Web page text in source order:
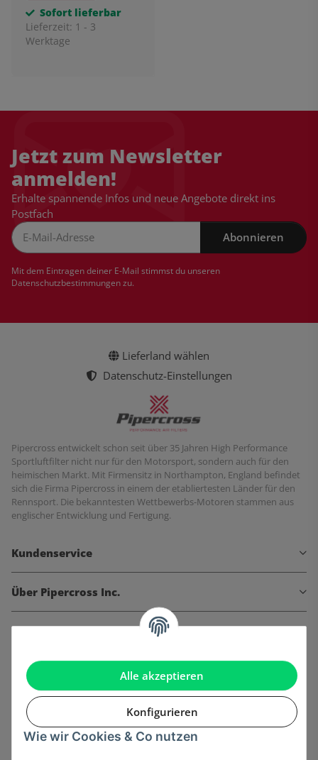
Alle akzeptieren
Konfigurieren
Wie wir Cookies & Co nutzen
Sofort lieferbar
Lieferzeit: 1 - 3
Werktage
Jetzt zum Newsletter
anmelden!
Erhalte spannende Infos und neue Angebote direkt ins
Postfach
Abonnieren
Mit dem Eintragen deiner E-Mail stimmst du unseren
Datenschutzbestimmungenzu.
Lieferland wählen
Datenschutz-Einstellungen
Pipercross entwickelt schon seit über 35 Jahren High Performance
Sportluftfilter nicht nur für den Motorsport, sondern auch für den
heimischen Markt. Mit Firmensitz in Northampton, England befindet
sich die Firma Pipercross in einem der etabliertesten Länder für den
Rennsport. Die bekanntesten Wettbewerbs-Motoren stammen aus
englischer Entwicklung und Fertigung.
Kundenservice
Über Pipercross Inc.
Informationen
Gesetzliche Informationen